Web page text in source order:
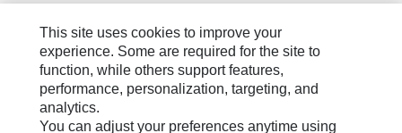
Caterpillar.com
Contact Caterpillar
Mijn Marketingvoorkeuren
This site uses cookies to improve your
experience. Some are required for the site to
function, while others support features,
performance, personalization, targeting, and
analytics.
You can adjust your preferences anytime using